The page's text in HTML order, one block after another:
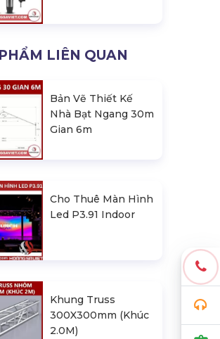
LIÊN QUAN
Bản Vẽ Thiết Kế
Nhà Bạt Ngang 30m
Gian 6m
Cho Thuê Màn Hình
Led P3.91 Indoor
Khung Truss
300X300mm (Khúc
2.0M)